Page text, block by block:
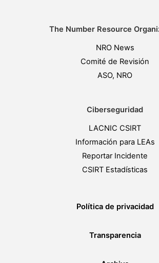
The Number Resource
NRO News
Comité de Revisión
ASO, NRO
Ciberseguridad
LACNIC CSIRT
Información para LEAs
Reportar Incidente
CSIRT Estadísticas
Política de privacidad
Transparencia